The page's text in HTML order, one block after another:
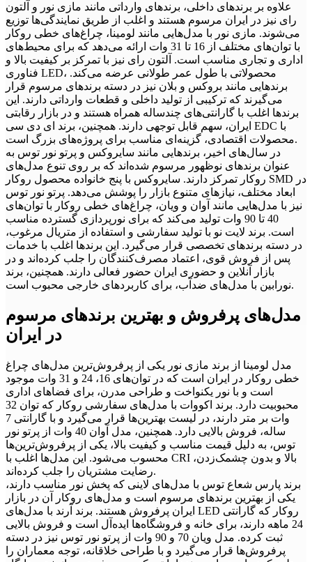
علاوه بر برندهای داخلی، برندهای وارداتی مانند مازی نور و آلتون
رای نیز در ایران مرسوم هستند و اغلب از طریق نمایندگی‌ها توزیع
می‌شوند. مازی نور با مدل‌هایی مانند لومینا، چراغ‌های خطی روکار
با توان‌های مختلف از 16 تا 31 وات ارائه می‌دهد که برای محیط‌های
اداری و تجاری مناسب است. آلتون رای نیز با تمرکز بر کیفیت بالا و
فناوری LED، محصولاتی با طول عمر طولانی عرضه می‌کند.
برندهایی مانند بروکس و بلان نیز در دسته برندهای مرسوم قرار
می‌گیرند که ترکیبی از تولید داخلی و قطعات وارداتی دارند. این
برندها اغلب با گارانتی‌های چندساله همراه هستند و در بازار رقابتی
ایران، سهم قابل توجهی دارند. همچنین، برند ای دی سی EDC با
محصولات اقتصادی، گزینه‌ای مناسب برای پروژه‌های بزرگ است.
در سال‌های اخیر، برندهایی مانند سایروکس و پرتو نور توس به
عنوان برندهای نوظهور مرسوم شده‌اند که بر روی تنوع مدل‌های
روکار تمرکز دارند. سایروکس با پنج خانواده محصول روکار SMD در
ابعاد مختلف، نیازهای متنوع بازار را پوشش می‌دهد. پرتو نور توس
نیز با مدل‌هایی مانند آوان و ویان، چراغ‌های خطی روکار با توان‌های
40 تا 90 وات تولید می‌کند که برای نورپردازی گسترده مناسب
است. برند لایت نو با تولید سفارشی و استفاده از متریال مرغوب،
در دسته برندهای تخصصی قرار می‌گیرد. این برندها اغلب با خدمات
پس از فروش قوی، اعتماد مصرف‌کنندگان را جلب کرده‌اند و در
بازار آنلاین و حضوری ایران حضور فعالی دارند. همچنین، برند
نورابین با مدل‌های ضدآب، برای کاربردهای خارجی محبوب است.
مدل‌های پرفروش و بهترین برندهای مرسوم
در ایران
مدل لومینا از برند مازی نور یکی از پرفروش‌ترین مدل‌های چراغ
خطی روکار در ایران است که در توان‌های 16، 24 و 31 وات موجود
است و با نور یکنواخت و طراحی مدرن، برای فضاهای اداری
محبوبیت دارد. برند اکووات با مدل‌های سفارشی روکار که توان 32
وات بر متر دارند، در لیست بهترین‌ها قرار می‌گیرد و با گارانتی 7
ساله، فروش بالایی دارد. همچنین، مدل آوان 40 وات از پرتو نور
توس، به دلیل قیمت مناسب و کیفیت بالا، یکی از پرفروش‌ترین‌ها
محسوب می‌شود. این مدل‌ها اغلب با CRI بالا و بدون چشمک‌زدن،
رضایت مشتریان را جلب کرده‌اند.
برند پارس شعاع توس با مدل‌های لاینی که پخش نور مناسب دارند،
یکی از بهترین برندهای مرسوم است و مدل‌های روکار آن در بازار
ایران پرفروش هستند. برند آرند با مدل‌های LED روکار که گارانتی
24 ماهه دارند، برای خانه و فروشگاه‌ها ایده‌آل است و فروش بالایی
ثبت کرده. مدل ویان 70 و 90 وات از پرتو نور توس نیز در دسته
پرفروش‌ها قرار می‌گیرد و با طراحی خلاقانه، توجه معماران را